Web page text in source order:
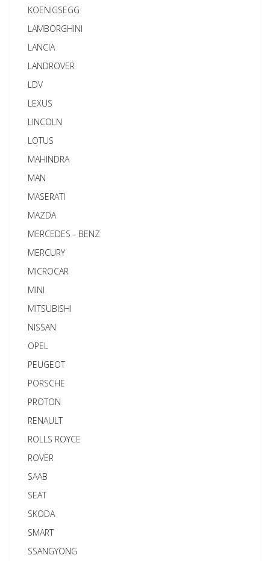
KOENIGSEGG
LAMBORGHINI
LANCIA
LANDROVER
LDV
LEXUS
LINCOLN
LOTUS
MAHINDRA
MAN
MASERATI
MAZDA
MERCEDES - BENZ
MERCURY
MICROCAR
MINI
MITSUBISHI
NISSAN
OPEL
PEUGEOT
PORSCHE
PROTON
RENAULT
ROLLS ROYCE
ROVER
SAAB
SEAT
SKODA
SMART
SSANGYONG